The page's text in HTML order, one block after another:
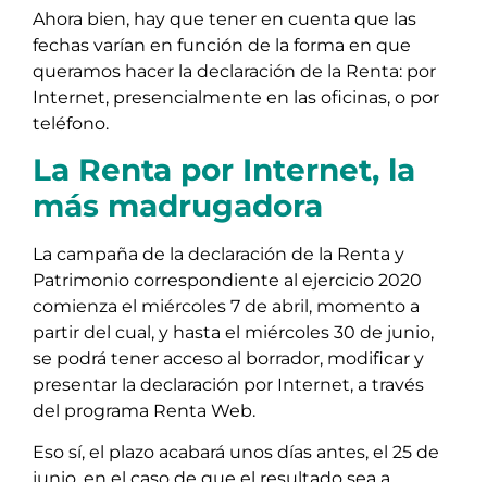
Ahora bien, hay que tener en cuenta que las
fechas varían en función de la forma en que
queramos hacer la declaración de la Renta: por
Internet, presencialmente en las oficinas, o por
teléfono.
La Renta por Internet, la
más madrugadora
La campaña de la declaración de la Renta y
Patrimonio correspondiente al ejercicio 2020
comienza el miércoles 7 de abril, momento a
partir del cual, y hasta el miércoles 30 de junio,
se podrá tener acceso al borrador, modificar y
presentar la declaración por Internet, a través
del programa Renta Web.
Eso sí, el plazo acabará unos días antes, el 25 de